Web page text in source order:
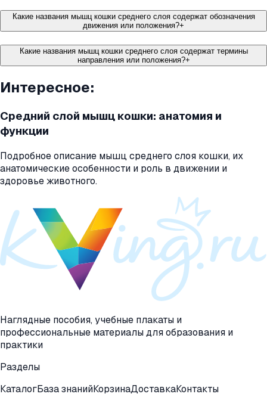
Какие названия мышц кошки среднего слоя содержат обозначения
движения или положения?+
Какие названия мышц кошки среднего слоя содержат термины
направления или положения?+
Интересное:
Средний слой мышц кошки: анатомия и
функции
Подробное описание мышц среднего слоя кошки, их
анатомические особенности и роль в движении и
здоровье животного.
Наглядные пособия, учебные плакаты и
профессиональные материалы для образования и
практики
Разделы
КаталогБаза знанийКорзинаДоставкаКонтакты